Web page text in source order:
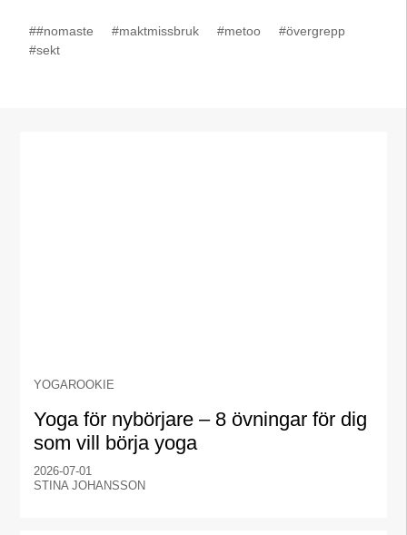
##nomaste #maktmissbruk #metoo
#övergrepp
#sekt
YOGAROOKIE
Yoga för nybörjare – 8 övningar för dig
som vill börja yoga
2026-07-01
STINA JOHANSSON